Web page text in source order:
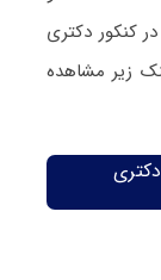
کنکور دکتری
زیر مشاهده